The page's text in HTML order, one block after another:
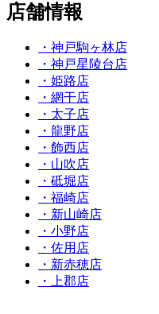
店舗情報
・神戸駒ヶ林店
・神戸星陵台店
・姫路店
・網干店
・太子店
・龍野店
・飾西店
・山吹店
・砥堀店
・福崎店
・新山崎店
・小野店
・佐用店
・新赤穂店
・上郡店